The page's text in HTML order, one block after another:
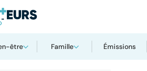
être Famille Émissions